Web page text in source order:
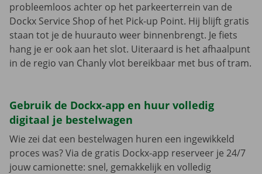
probleemloos achter op het parkeerterrein van de
Dockx Service Shop of het Pick-up Point. Hij blijft gratis
staan tot je de huurauto weer binnenbrengt. Je fiets
hang je er ook aan het slot. Uiteraard is het afhaalpunt
in de regio van Chanly vlot bereikbaar met bus of tram.
Gebruik de Dockx-app en huur volledig
digitaal je bestelwagen
Wie zei dat een bestelwagen huren een ingewikkeld
proces was? Via de gratis Dockx-app reserveer je 24/7
jouw camionette: snel, gemakkelijk en volledig